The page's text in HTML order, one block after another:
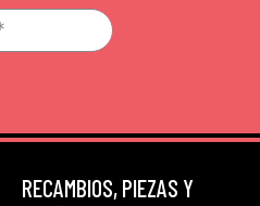
RECAMBIOS, PIEZAS Y